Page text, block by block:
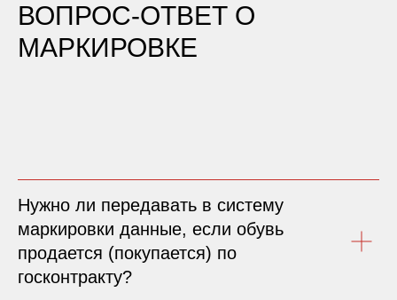
ВОПРОС-ОТВЕТ О
МАРКИРОВКЕ
Нужно ли передавать в систему
маркировки данные, если обувь
продается (покупается) по
госконтракту?